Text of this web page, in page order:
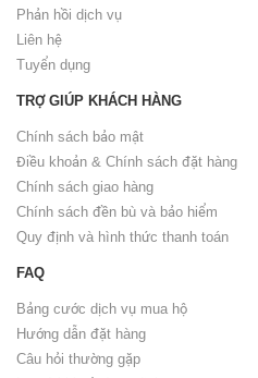
Phản hồi dịch vụ
Liên hệ
Tuyển dụng
TRỢ GIÚP KHÁCH HÀNG
Chính sách bảo mật
Điều khoản & Chính sách đặt hàng
Chính sách giao hàng
Chính sách đền bù và bảo hiểm
Quy định và hình thức thanh toán
FAQ
Bảng cước dịch vụ mua hộ
Hướng dẫn đặt hàng
Câu hỏi thường gặp